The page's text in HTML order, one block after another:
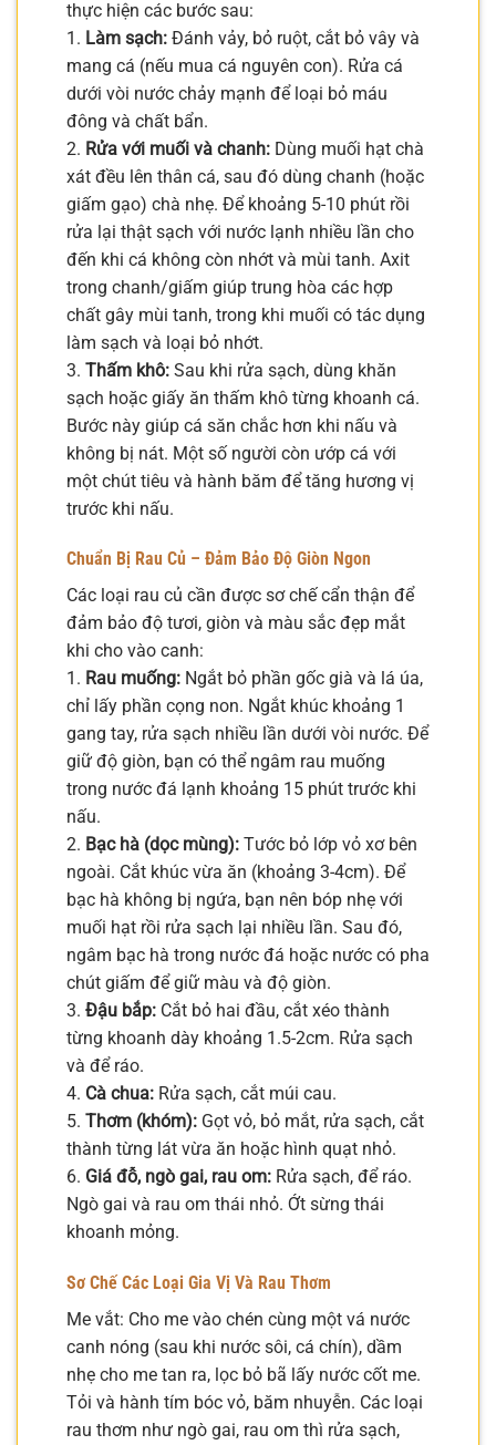
thực hiện các bước sau:
1. Làm sạch: Đánh vảy, bỏ ruột, cắt bỏ vây và
mang cá (nếu mua cá nguyên con). Rửa cá
dưới vòi nước chảy mạnh để loại bỏ máu
đông và chất bẩn.
2. Rửa với muối và chanh: Dùng muối hạt chà
xát đều lên thân cá, sau đó dùng chanh (hoặc
giấm gạo) chà nhẹ. Để khoảng 5-10 phút rồi
rửa lại thật sạch với nước lạnh nhiều lần cho
đến khi cá không còn nhớt và mùi tanh. Axit
trong chanh/giấm giúp trung hòa các hợp
chất gây mùi tanh, trong khi muối có tác dụng
làm sạch và loại bỏ nhớt.
3. Thấm khô: Sau khi rửa sạch, dùng khăn
sạch hoặc giấy ăn thấm khô từng khoanh cá.
Bước này giúp cá săn chắc hơn khi nấu và
không bị nát. Một số người còn ướp cá với
một chút tiêu và hành băm để tăng hương vị
trước khi nấu.
Chuẩn Bị Rau Củ – Đảm Bảo Độ Giòn Ngon
Các loại rau củ cần được sơ chế cẩn thận để
đảm bảo độ tươi, giòn và màu sắc đẹp mắt
khi cho vào canh:
1. Rau muống: Ngắt bỏ phần gốc già và lá úa,
chỉ lấy phần cọng non. Ngắt khúc khoảng 1
gang tay, rửa sạch nhiều lần dưới vòi nước. Để
giữ độ giòn, bạn có thể ngâm rau muống
trong nước đá lạnh khoảng 15 phút trước khi
nấu.
2. Bạc hà (dọc mùng): Tước bỏ lớp vỏ xơ bên
ngoài. Cắt khúc vừa ăn (khoảng 3-4cm). Để
bạc hà không bị ngứa, bạn nên bóp nhẹ với
muối hạt rồi rửa sạch lại nhiều lần. Sau đó,
ngâm bạc hà trong nước đá hoặc nước có pha
chút giấm để giữ màu và độ giòn.
3. Đậu bắp: Cắt bỏ hai đầu, cắt xéo thành
từng khoanh dày khoảng 1.5-2cm. Rửa sạch
và để ráo.
4. Cà chua: Rửa sạch, cắt múi cau.
5. Thơm (khóm): Gọt vỏ, bỏ mắt, rửa sạch, cắt
thành từng lát vừa ăn hoặc hình quạt nhỏ.
6. Giá đỗ, ngò gai, rau om: Rửa sạch, để ráo.
Ngò gai và rau om thái nhỏ. Ớt sừng thái
khoanh mỏng.
Sơ Chế Các Loại Gia Vị Và Rau Thơm
Me vắt: Cho me vào chén cùng một vá nước
canh nóng (sau khi nước sôi, cá chín), dầm
nhẹ cho me tan ra, lọc bỏ bã lấy nước cốt me.
Tỏi và hành tím bóc vỏ, băm nhuyễn. Các loại
rau thơm như ngò gai, rau om thì rửa sạch,